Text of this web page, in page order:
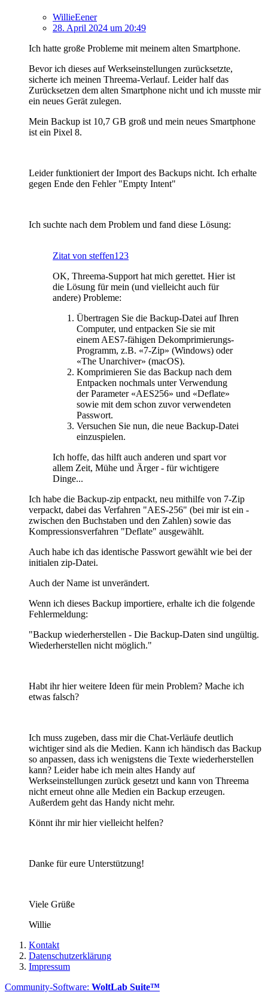
WillieEener
28. April 2024 um 20:49
Ich hatte große Probleme mit meinem alten Smartphone.
Bevor ich dieses auf Werkseinstellungen zurücksetzte,
sicherte ich meinen Threema-Verlauf. Leider half das
Zurücksetzen dem alten Smartphone nicht und ich musste mir
ein neues Gerät zulegen.
Mein Backup ist 10,7 GB groß und mein neues Smartphone
ist ein Pixel 8.
Leider funktioniert der Import des Backups nicht. Ich erhalte
gegen Ende den Fehler "Empty Intent"
Ich suchte nach dem Problem und fand diese Lösung:
Zitat von steffen123
OK, Threema-Support hat mich gerettet. Hier ist
die Lösung für mein (und vielleicht auch für
andere) Probleme:
Übertragen Sie die Backup-Datei auf Ihren
Computer, und entpacken Sie sie mit
einem AES7-fähigen Dekomprimierungs-
Programm, z.B. «7-Zip» (Windows) oder
«The Unarchiver» (macOS).
Komprimieren Sie das Backup nach dem
Entpacken nochmals unter Verwendung
der Parameter «AES256» und «Deflate»
sowie mit dem schon zuvor verwendeten
Passwort.
Versuchen Sie nun, die neue Backup-Datei
einzuspielen.
Ich hoffe, das hilft auch anderen und spart vor
allem Zeit, Mühe und Ärger - für wichtigere
Dinge...
Ich habe die Backup-zip entpackt, neu mithilfe von 7-Zip
verpackt, dabei das Verfahren "AES-256" (bei mir ist ein -
zwischen den Buchstaben und den Zahlen) sowie das
Kompressionsverfahren "Deflate" ausgewählt.
Auch habe ich das identische Passwort gewählt wie bei der
initialen zip-Datei.
Auch der Name ist unverändert.
Wenn ich dieses Backup importiere, erhalte ich die folgende
Fehlermeldung:
"Backup wiederherstellen - Die Backup-Daten sind ungültig.
Wiederherstellen nicht möglich."
Habt ihr hier weitere Ideen für mein Problem? Mache ich
etwas falsch?
Ich muss zugeben, dass mir die Chat-Verläufe deutlich
wichtiger sind als die Medien. Kann ich händisch das Backup
so anpassen, dass ich wenigstens die Texte wiederherstellen
kann? Leider habe ich mein altes Handy auf
Werkseinstellungen zurück gesetzt und kann von Threema
nicht erneut ohne alle Medien ein Backup erzeugen.
Außerdem geht das Handy nicht mehr.
Könnt ihr mir hier vielleicht helfen?
Danke für eure Unterstützung!
Viele Grüße
Willie
Kontakt
Datenschutzerklärung
Impressum
Community-Software: WoltLab Suite™